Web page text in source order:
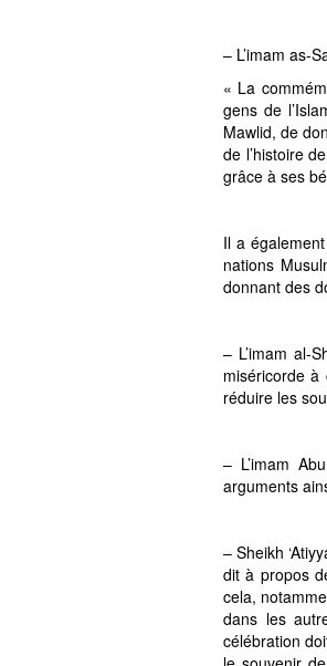
– L’imam as-
« La
gens de
Mawlid, de
de l’histoire
grâce à ses
Il a
nations
donnant des
– L’imam al-
miséricorde
réduire les
– L’imam
arguments
– Sheikh
dit à propos
cela,
dans les
célébration